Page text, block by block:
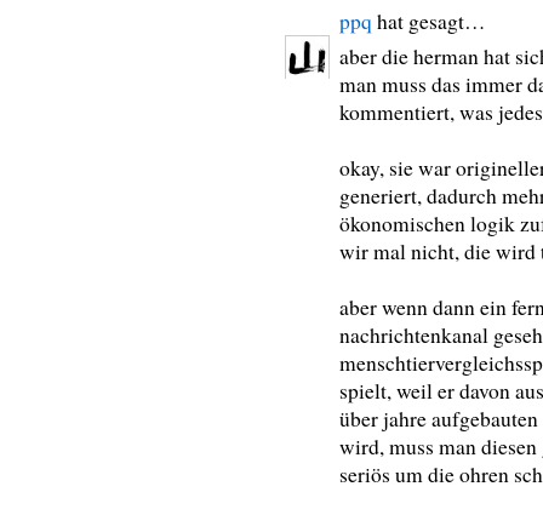
ppq hat gesagt…
aber die herman hat
man muss das immer
kommentiert, was
okay, sie war
generiert, dadurch
ökonomischen logik
wir mal nicht, die wird
aber wenn dann ein
nachrichtenkanal
spielt, weil er davon
über jahre
wird, muss man
seriös um die ohren